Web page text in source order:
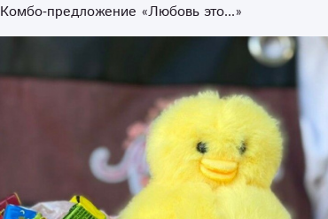
Комбо-предложение «Любовь это...»